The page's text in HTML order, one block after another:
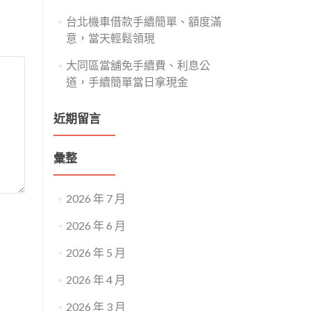
台北機車借款手續簡單、額度滿
意，當天輕鬆領現
大同區當舖免手續費、利息公
道，手續簡單當日拿現金
近期留言
彙整
2026 年 7 月
2026 年 6 月
2026 年 5 月
2026 年 4 月
2026 年 3 月